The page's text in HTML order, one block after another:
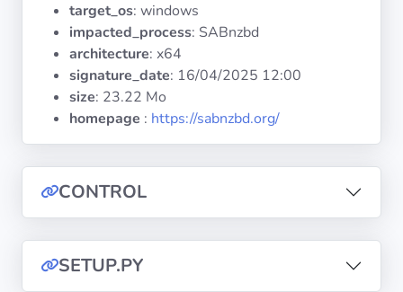
Documentation
target_os: windows
impacted_process: SABnzbd
architecture: x64
signature_date: 16/04/2025 12:00
size: 23.22 Mo
homepage : https://sabnzbd.org/
CONTROL
SETUP.PY